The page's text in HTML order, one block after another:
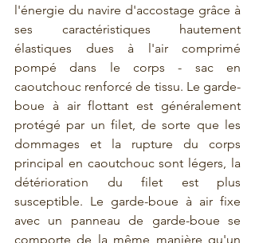
l'énergie du navire d'accostage grâce à
ses caractéristiques hautement
élastiques dues à l'air comprimé
pompé dans le corps - sac en
caoutchouc renforcé de tissu. Le garde-
boue à air flottant est généralement
protégé par un filet, de sorte que les
dommages et la rupture du corps
principal en caoutchouc sont légers, la
détérioration du filet est plus
susceptible. Le garde-boue à air fixe
avec un panneau de garde-boue se
comporte de la même manière qu'un